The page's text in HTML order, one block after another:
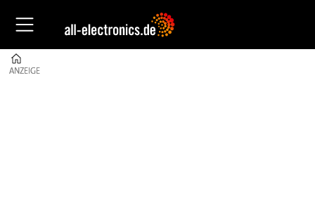
ANZEIGE
ANZEIGE